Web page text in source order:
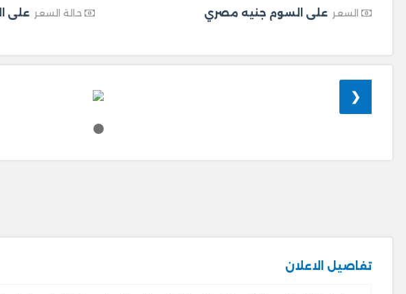
السعر على السوم جنيه مصري حالة السعر على
❮
تفاصيل الاعلان